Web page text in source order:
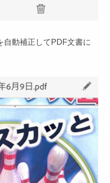
自動補正してPDF文書に